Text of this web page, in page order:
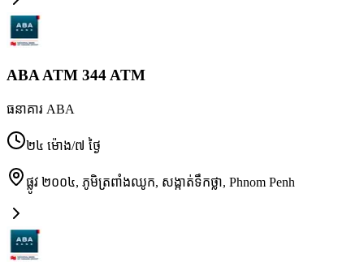
ABA ATM 344 ATM
ធនាគារ ABA
២៤ ម៉ោង/៧ ថ្ងៃ
ផ្លូវ ២០០៤, ភូមិត្រពាំងឈូក, សង្កាត់ទឹកថ្លា, Phnom Penh